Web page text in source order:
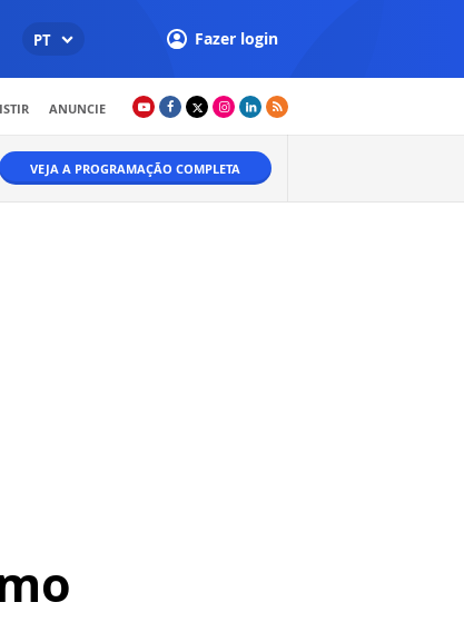
PT Fazer login
ANUNCIE
VEJA A PROGRAMAÇÃO COMPLETA